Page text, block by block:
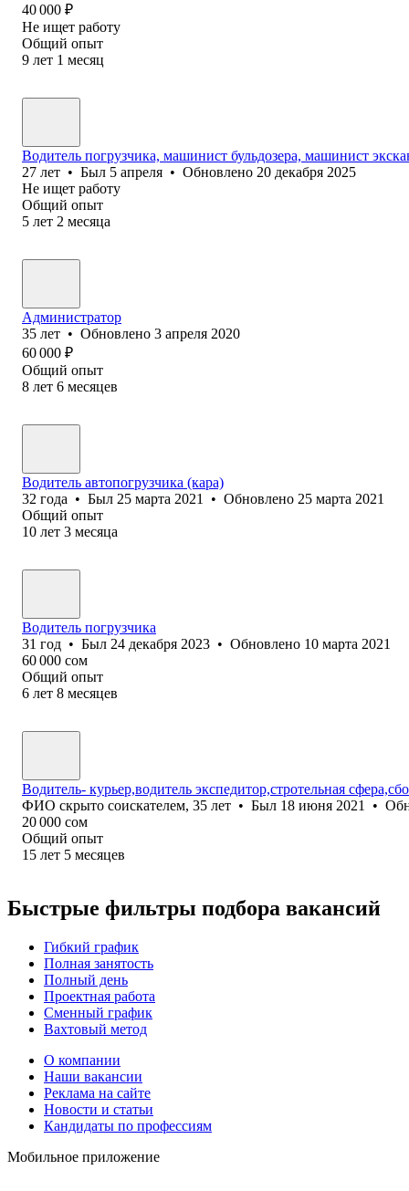
40 000 ₽
Не ищет работу
Общий опыт
9 лет 1 месяц
Водитель погрузчика, машинист бульдозера, машинист
27 лет • Был 5 апреля • Обновлено 20 декабря 2025
Не ищет работу
Общий опыт
5 лет 2 месяца
Администратор
35 лет • Обновлено 3 апреля 2020
60 000 ₽
Общий опыт
8 лет 6 месяцев
Водитель автопогрузчика (кара)
32 года • Был 25 марта 2021 • Обновлено 25 марта 2021
Общий опыт
10 лет 3 месяца
Водитель погрузчика
31 год • Был 24 декабря 2023 • Обновлено 10 марта 2021
60 000 сом
Общий опыт
6 лет 8 месяцев
Водитель- курьер,водитель экспедитор,стротельная
ФИО скрыто соискателем, 35 лет • Был 18 июня 2021 •
20 000 сом
Общий опыт
15 лет 5 месяцев
Быстрые фильтры подбора вакансий
Гибкий график
Полная занятость
Полный день
Проектная работа
Сменный график
Вахтовый метод
О компании
Наши вакансии
Реклама на сайте
Новости и статьи
Кандидаты по профессиям
Мобильное приложение